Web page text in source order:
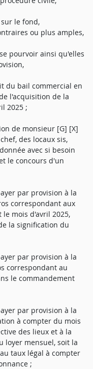
le fond,
ou plus amples,
pourvoir ainsi qu'elles
du bail commercial en
l'acquisition de la
2025 ;
de monsieur [G] [X]
des locaux sis,
avec si besoin
le concours d'un
par provision à la
correspondant aux
mois d'avril 2025,
la signification du
par provision à la
correspondant au
le commandement
par provision à la
à compter du mois
des lieux et à la
loyer mensuel, soit la
taux légal à compter
;